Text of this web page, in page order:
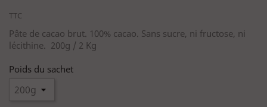
TTC
Pâte de cacao brut. 100% cacao. Sans sucre, ni fructose, ni
lécithine. 200g / 2 Kg
Poids du sachet